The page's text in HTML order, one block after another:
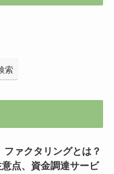
索
ファクタリングとは？
点、資金調達サービ